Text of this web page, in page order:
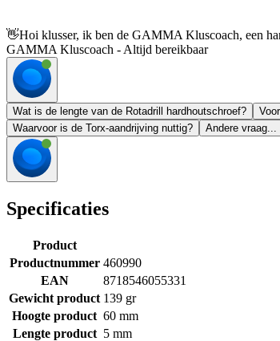
👋Hoi klusser, ik ben de GAMMA Kluscoach, een
GAMMA Kluscoach - Altijd bereikbaar
Wat is de lengte van de Rotadrill hardhoutschroef?
Waarvoor is de Torx-aandrijving nuttig?
Andere vraag...
Specificaties
Product
Productnummer 460990
EAN
8718546055331
Gewicht product 139 gr
Hoogte product 60 mm
Lengte product 5 mm